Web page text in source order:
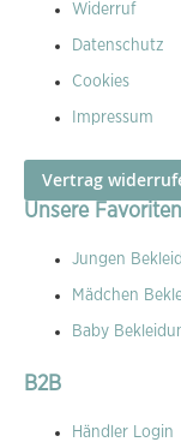
Widerruf
Datenschutz
Cookies
Impressum
Vertrag
Unsere Favoriten
Jungen
Mädchen
Baby
B2B
Händler Login